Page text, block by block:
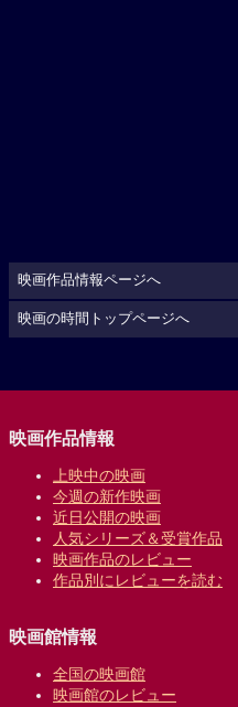
映画作品情報ページへ
映画の時間トップページへ
映画作品情報
上映中の映画
今週の新作映画
近日公開の映画
人気シリーズ＆受賞作品
映画作品のレビュー
作品別にレビューを読む
映画館情報
全国の映画館
映画館のレビュー